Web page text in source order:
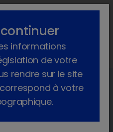
lock_outline search menu
porcs
chez les
informations
de votre
rendre sur le site
à votre